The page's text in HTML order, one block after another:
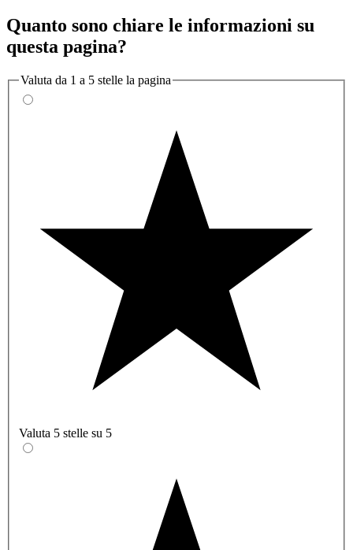
Quanto sono chiare le informazioni su
questa pagina?
Valuta da 1 a 5 stelle la pagina
Valuta 5 stelle su 5